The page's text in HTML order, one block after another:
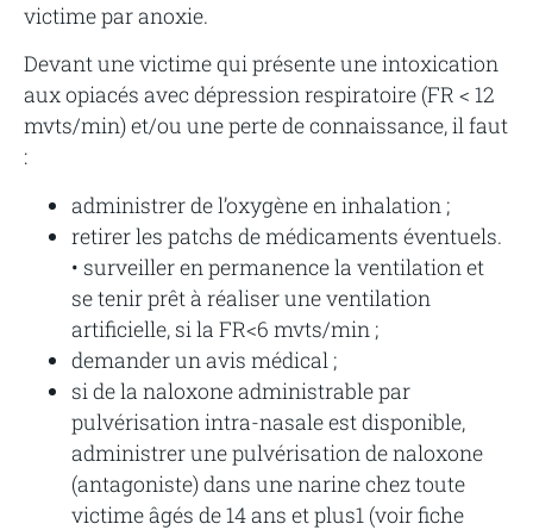
victime par anoxie.
Devant une victime qui présente une intoxication
aux opiacés avec dépression respiratoire (FR < 12
mvts/min) et/ou une perte de connaissance, il faut
:
administrer de l’oxygène en inhalation ;
retirer les patchs de médicaments éventuels.
• surveiller en permanence la ventilation et
se tenir prêt à réaliser une ventilation
artificielle, si la FR<6 mvts/min ;
demander un avis médical ;
si de la naloxone administrable par
pulvérisation intra-nasale est disponible,
administrer une pulvérisation de naloxone
(antagoniste) dans une narine chez toute
victime âgés de 14 ans et plus1 (voir fiche